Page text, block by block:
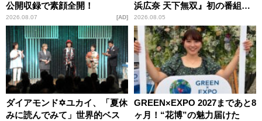
公開収録で素顔全開！
2026.08.07 AD
浜広奈 天下無双』初の番組グ
ッズ発売
2026.08.05
ダイアモンド✡ユカイ、「夏休
みに読んでみて」世界的ベス
GREEN×EXPO 2027まであと8
ヶ月！“花博”の魅力届けた